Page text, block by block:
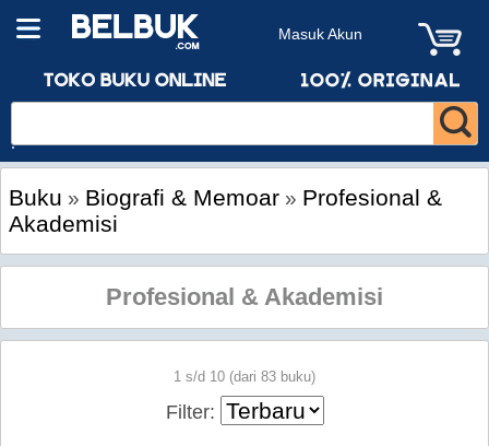
Masuk Akun
Buku » Biografi & Memoar » Profesional &
Akademisi
Profesional & Akademisi
1 s/d 10 (dari 83 buku)
Filter: